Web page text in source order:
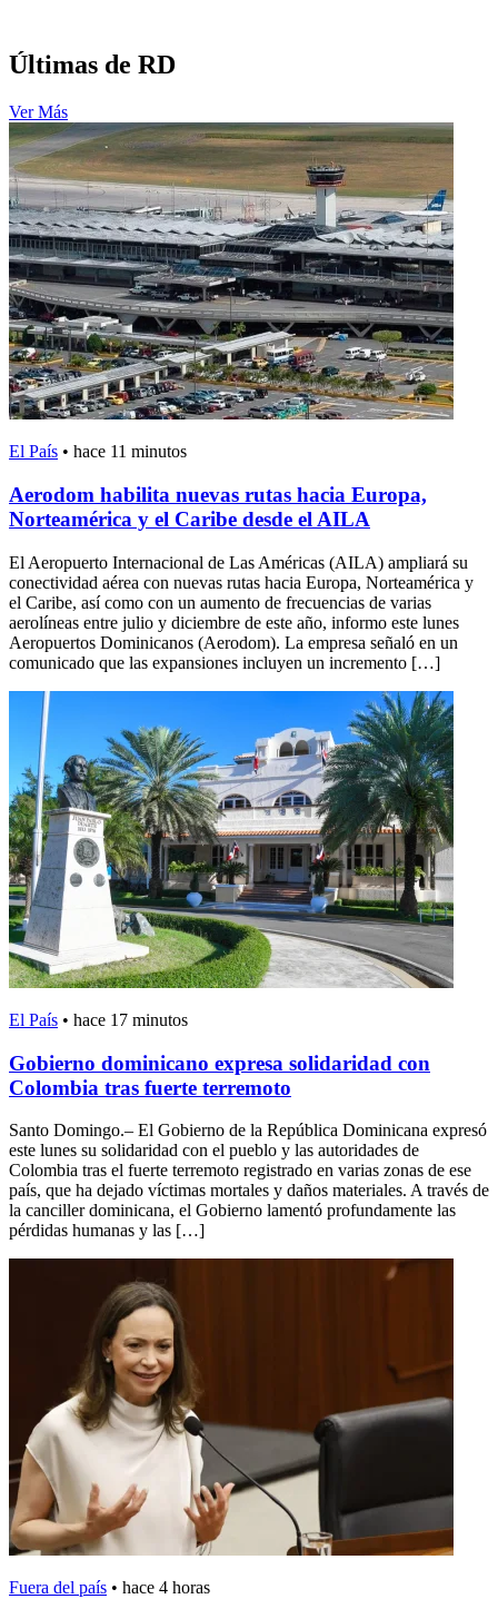
Últimas de RD
Ver Más
El País • hace 11 minutos
Aerodom habilita nuevas rutas hacia Europa,
Norteamérica y el Caribe desde el AILA
El Aeropuerto Internacional de Las Américas (AILA) ampliará su
conectividad aérea con nuevas rutas hacia Europa, Norteamérica y
el Caribe, así como con un aumento de frecuencias de varias
aerolíneas entre julio y diciembre de este año, informo este lunes
Aeropuertos Dominicanos (Aerodom). La empresa señaló en un
comunicado que las expansiones incluyen un incremento […]
El País • hace 17 minutos
Gobierno dominicano expresa solidaridad con
Colombia tras fuerte terremoto
Santo Domingo.– El Gobierno de la República Dominicana expresó
este lunes su solidaridad con el pueblo y las autoridades de
Colombia tras el fuerte terremoto registrado en varias zonas de ese
país, que ha dejado víctimas mortales y daños materiales. A través de
la canciller dominicana, el Gobierno lamentó profundamente las
pérdidas humanas y las […]
Fuera del país • hace 4 horas